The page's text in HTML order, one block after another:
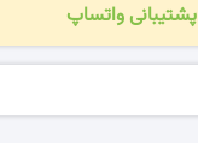
پشتیبانی واتساپ